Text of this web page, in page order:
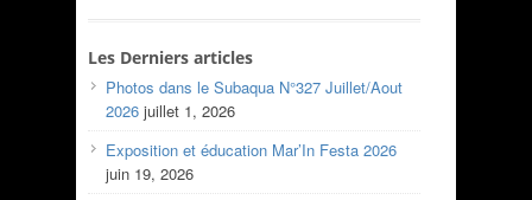
Les Derniers articles
Photos dans le Subaqua N°327 Juillet/Aout
2026 juillet 1, 2026
Exposition et éducation Mar’In Festa 2026
juin 19, 2026